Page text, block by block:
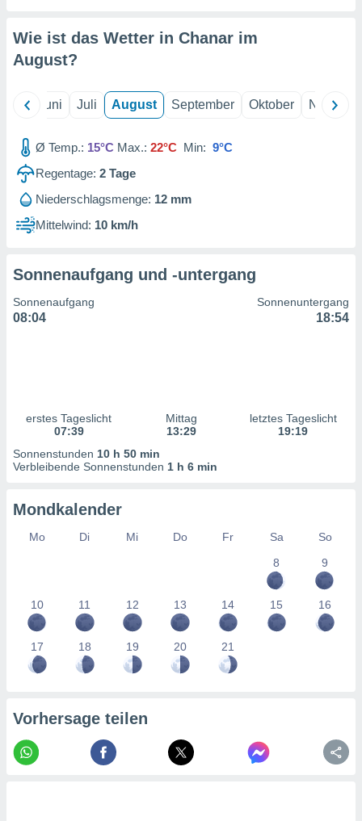
zur
von
zur
der
von
von
durch
von
1199
Wie ist das Wetter in Chanar im
August?
Juni Juli August September Oktober
Ø Temp.: 15°C Max.: 22°C Min: 9°C
Regentage: 2 Tage
Niederschlagsmenge: 12 mm
Mittelwind: 10 km/h
Sonnenaufgang und -untergang
Sonnenaufgang
08:04
Sonnenuntergang
18:54
erstes Tageslicht
07:39
Mittag
13:29
letztes Tageslicht
19:19
Sonnenstunden 10 h 50 min
Verbleibende Sonnenstunden 1 h 6 min
Mondkalender
Mo Di Mi Do Fr Sa
So
8
9
10 11 12 13 14 15 16
17 18 19 20 21
Vorhersage teilen